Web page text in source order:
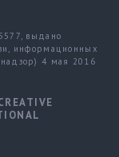
выдано
информационных
4 мая 2016